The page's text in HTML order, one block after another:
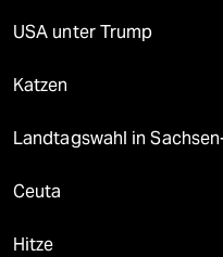
USA unter Trump
Katzen
Landtagswahl in
Ceuta
Hitze